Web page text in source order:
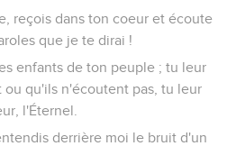
reçois dans ton coeur et écoute
que je te dirai !
enfants de ton peuple ; tu leur
ou qu'ils n'écoutent pas, tu leur
l'Éternel.
derrière moi le bruit d'un